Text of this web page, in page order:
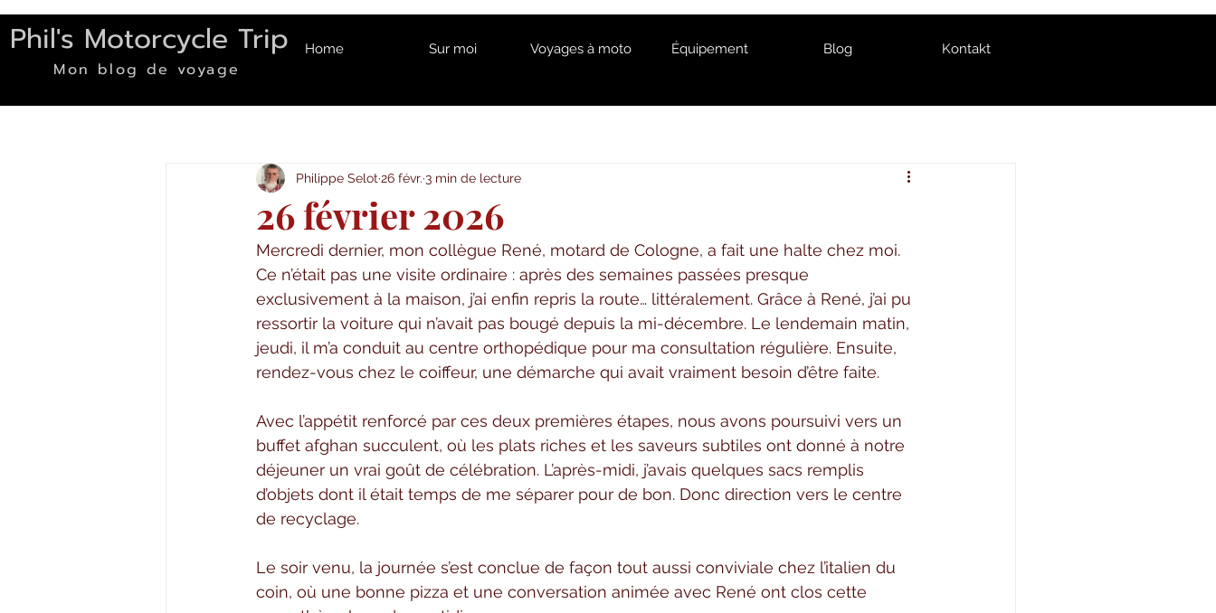
Phil's Motorcycle Trip
Mon blog de voyage
Home Sur moi Voyages à moto Équipement Blog Kontakt
26 février 2026
Philippe Selot 26 févr. 3 min de lecture
Mercredi dernier, mon collègue René, motard de Cologne, a fait une halte chez moi.
Ce n’était pas une visite ordinaire : après des semaines passées presque
exclusivement à la maison, j’ai enfin repris la route… littéralement. Grâce à René, j’ai pu
ressortir la voiture qui n’avait pas bougé depuis la mi-décembre. Le lendemain matin,
jeudi, il m’a conduit au centre orthopédique pour ma consultation régulière. Ensuite,
rendez-vous chez le coiffeur, une démarche qui avait vraiment besoin d’être faite.
Avec l’appétit renforcé par ces deux premières étapes, nous avons poursuivi vers un
buffet afghan succulent, où les plats riches et les saveurs subtiles ont donné à notre
déjeuner un vrai goût de célébration. L’après-midi, j’avais quelques sacs remplis
d’objets dont il était temps de me séparer pour de bon. Donc direction vers le centre
de recyclage.
Le soir venu, la journée s’est conclue de façon tout aussi conviviale chez l’italien du
coin, où une bonne pizza et une conversation animée avec René ont clos cette